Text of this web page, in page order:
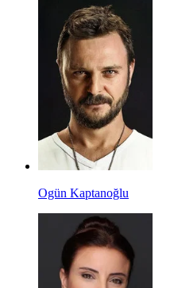
Ogün Kaptanoğlu